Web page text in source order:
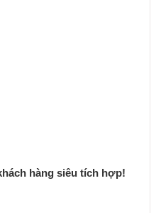
hàng siêu tích hợp!